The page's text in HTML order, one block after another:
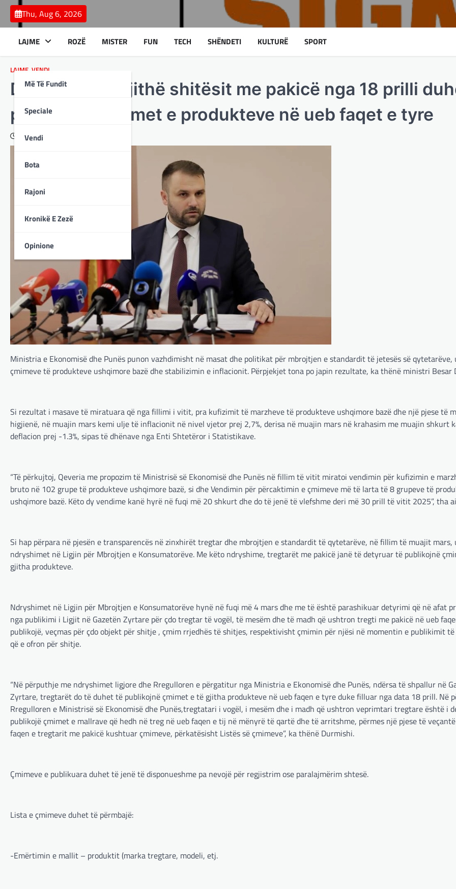
Skip
content
Thu, Aug 6, 2026
LAJME
Më Të Fundit
Speciale
Vendi
Bota
Rajoni
Kronikë E Zezë
Opinione
ROZË MISTER FUN TECH SHËNDETI KULTURË SPORT
LAJME VENDI
Durmishi: Të gjithë shitësit me pakicë nga 18 prilli
publikojnë çmimet e produkteve në ueb faqet e tyre
April 16, 2025
Ministria e Ekonomisë dhe Punës punon vazhdimisht në masat dhe politikat për mbrojtjen e standardit të jetesës së qytetarëve,
çmimeve të produkteve ushqimore bazë dhe stabilizimin e inflacionit. Përpjekjet tona po japin rezultate, ka thënë ministri Besar
Si rezultat i masave të miratuara që nga fillimi i vitit, pra kufizimit të marzheve të produkteve ushqimore bazë dhe një pjese të
higjienë, në muajin mars kemi ulje të inflacionit në nivel vjetor prej 2,7%, derisa në muajin mars në krahasim me muajin shkurt
deflacion prej -1.3%, sipas të dhënave nga Enti Shtetëror i Statistikave.
“Të përkujtoj, Qeveria me propozim të Ministrisë së Ekonomisë dhe Punës në fillim të vitit miratoi vendimin për kufizimin e
bruto në 102 grupe të produkteve ushqimore bazë, si dhe Vendimin për përcaktimin e çmimeve më të larta të 8 grupeve të
ushqimore bazë. Këto dy vendime kanë hyrë në fuqi më 20 shkurt dhe do të jenë të vlefshme deri më 30 prill të vitit 2025”, tha
Si hap përpara në pjesën e transparencës në zinxhirët tregtar dhe mbrojtjen e standardit të qytetarëve, në fillim të muajit mars,
ndryshimet në Ligjin për Mbrojtjen e Konsumatorëve. Me këto ndryshime, tregtarët me pakicë janë të detyruar të publikojnë
gjitha produkteve.
Ndryshimet në Ligjin për Mbrojtjen e Konsumatorëve hynë në fuqi më 4 mars dhe me të është parashikuar detyrimi që në afat
nga publikimi i Ligjit në Gazetën Zyrtare për çdo tregtar të vogël, të mesëm dhe të madh që ushtron tregti me pakicë në ueb
publikojë, veçmas për çdo objekt për shitje , çmim rrjedhës të shitjes, respektivisht çmimin për njësi në momentin e publikimit
që e ofron për shitje.
“Në përputhje me ndryshimet ligjore dhe Rregulloren e përgatitur nga Ministria e Ekonomisë dhe Punës, ndërsa të shpallur në
Zyrtare, tregtarët do të duhet të publikojnë çmimet e të gjitha produkteve në ueb faqen e tyre duke filluar nga data 18 prill. Në
Rregulloren e Ministrisë së Ekonomisë dhe Punës,tregtatari i vogël, i mesëm dhe i madh që ushtron veprimtari tregtare është i
publikojë çmimet e mallrave që hedh në treg në ueb faqen e tij në mënyrë të qartë dhe të arritshme, përmes një pjese të
faqen e tregtarit me pakicë kushtuar çmimeve, përkatësisht Listës së çmimeve”, ka thënë Durmishi.
Çmimeve e publikuara duhet të jenë të disponueshme pa nevojë për regjistrim ose paralajmërim shtesë.
Lista e çmimeve duhet të përmbajë:
-Emërtimin e mallit – produktit (marka tregtare, modeli, etj.